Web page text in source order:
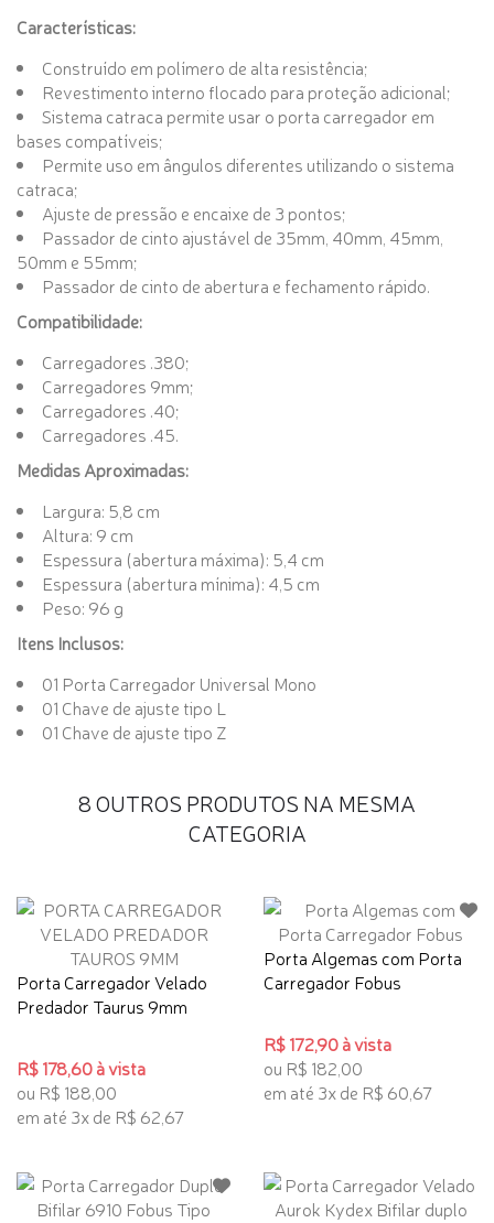
Características:
Construído em polímero de alta resistência;
Revestimento interno flocado para proteção adicional;
Sistema catraca permite usar o porta carregador em
bases compatíveis;
Permite uso em ângulos diferentes utilizando o sistema
catraca;
Ajuste de pressão e encaixe de 3 pontos;
Passador de cinto ajustável de 35mm, 40mm, 45mm,
50mm e 55mm;
Passador de cinto de abertura e fechamento rápido.
Compatibilidade:
Carregadores .380;
Carregadores 9mm;
Carregadores .40;
Carregadores .45.
Medidas Aproximadas:
Largura: 5,8 cm
Altura: 9 cm
Espessura (abertura máxima): 5,4 cm
Espessura (abertura mínima): 4,5 cm
Peso: 96 g
Itens Inclusos:
01 Porta Carregador Universal Mono
01 Chave de ajuste tipo L
01 Chave de ajuste tipo Z
8 OUTROS PRODUTOS NA MESMA
CATEGORIA
Porta Carregador Velado
Predador Taurus 9mm
R$ 178,60 à vista
ou R$ 188,00
em até 3x de R$ 62,67
Porta Algemas com Porta
Carregador Fobus
R$ 172,90 à vista
ou R$ 182,00
em até 3x de R$ 60,67